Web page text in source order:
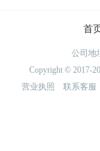
首
公司地
Copyright © 2017-
营业执照
联系客服